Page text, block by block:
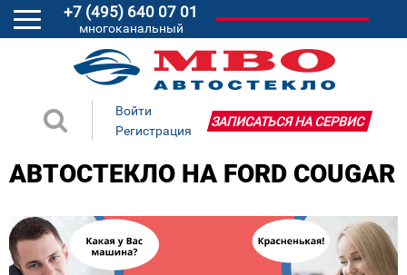
+7 (495) 640 07 01
многоканальный
Войти
Регистрация
ЗАПИСАТЬСЯ НА СЕРВИС
АВТОСТЕКЛО НА FORD COUGAR